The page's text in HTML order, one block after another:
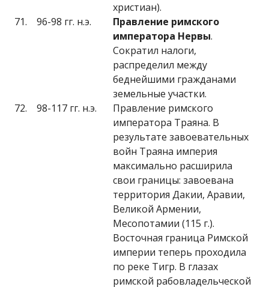
христиан).
71.
96-98 гг. н.э.
Правление римского
императора Нервы.
Сократил налоги,
распределил между
беднейшими гражданами
земельные участки.
72.
98-117 гг. н.э.
Правление римского
императора Траяна. В
результате завоевательных
войн Траяна империя
максимально расширила
свои границы: завоевана
территория Дакии, Аравии,
Великой Армении,
Месопотамии (115 г.).
Восточная граница Римской
империи теперь проходила
по реке Тигр. В глазах
римской рабовладельческой